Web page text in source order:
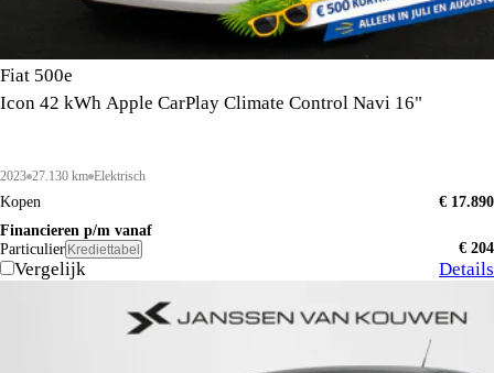
Fiat 500e
Icon 42 kWh Apple CarPlay Climate Control Navi 16"
2023 27.130 km Elektrisch
Kopen
€ 17.890
Financieren p/m vanaf
Particulier Krediettabel € 204
Vergelijk Details